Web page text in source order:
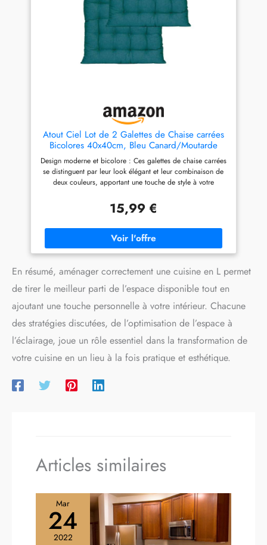
40 cm et 3 cm d’épaisseur –
coussin de chaise 40 x 40
épais, certifié sans substances
nocives selon le standard
OEKO-TEX 100 pour un
confort en toute sécurité.
galette de chaise jardin –
pratiques, confortables et
faciles d’entretien.
Conçues avec des matériaux
robustes et un rembourrage
de qualité, elles conservent
leur forme et leur esthétique
même après une utilisation
régulière. Offertes en lot de 4
chaises tout en bénéficiant
d'une solution esthétique et
pratique.
Atout Ciel Lot de 2 Galettes de Chaise carrées
Bicolores 40x40cm, Bleu Canard/Moutarde
Design moderne et bicolore : Ces galettes de chaise carrées
se distinguent par leur look élégant et leur combinaison de
deux couleurs, apportant une touche de style à votre
cm, elles offrent un rembourrage généreux et confortable,
idéal pour une assise prolongée. Format pratique : Mesurant
des chaises carrées, garantissant un ajustement impeccable
et une présentation soignée. Durabilité remarquable :
Conçues avec des matériaux robustes et un rembourrage de
qualité, elles conservent leur forme et leur esthétique même
après une utilisation régulière. Offertes en lot de 2 : Ces
galettes sont vendues en lot de 2, vous permettant d'équiper
facilement plusieurs chaises tout en bénéficiant d'une solution
esthétique et pratique.
15,99 €
En résumé, aménager correctement une cuisine en L permet
de tirer le meilleur parti de l’espace disponible tout en
ajoutant une touche personnelle à votre intérieur. Chacune
des stratégies discutées, de l’optimisation de l’espace à
l’éclairage, joue un rôle essentiel dans la transformation de
votre cuisine en un lieu à la fois pratique et esthétique.
Articles similaires
Mar
24
2022